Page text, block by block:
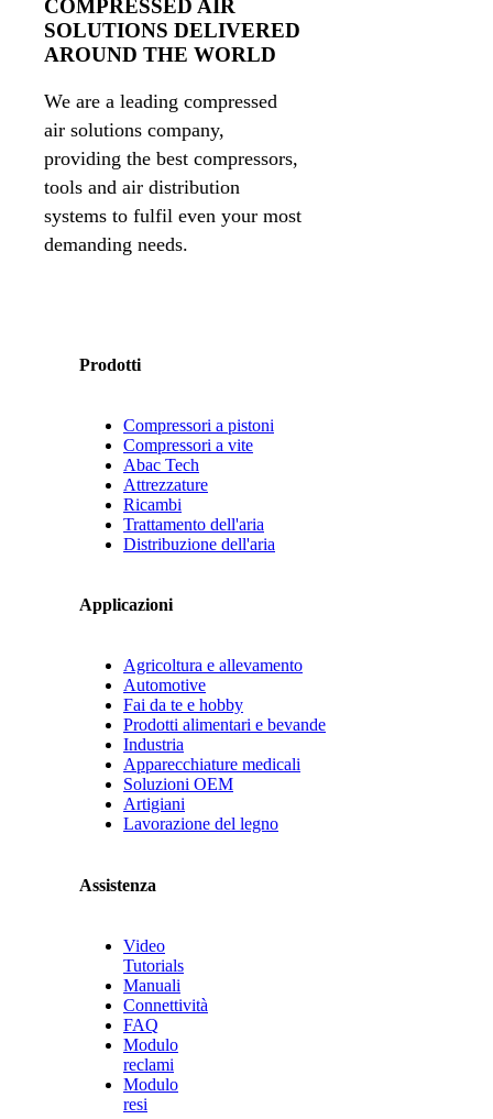
COMPRESSED AIR
SOLUTIONS DELIVERED
AROUND THE WORLD
We are a leading compressed
air solutions company,
providing the best compressors,
tools and air distribution
systems to fulfil even your most
demanding needs.
Prodotti
Compressori a pistoni
Compressori a vite
Abac Tech
Attrezzature
Ricambi
Trattamento dell'aria
Distribuzione dell'aria
Applicazioni
Agricoltura e allevamento
Automotive
Fai da te e hobby
Prodotti alimentari e bevande
Industria
Apparecchiature medicali
Soluzioni OEM
Artigiani
Lavorazione del legno
Assistenza
Video
Tutorials
Manuali
Connettività
FAQ
Modulo
reclami
Modulo
resi